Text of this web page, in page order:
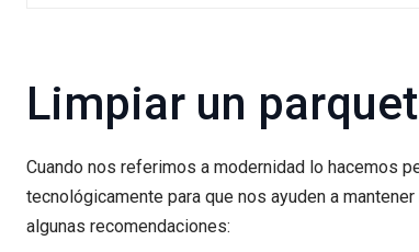
Limpiar un
Cuando nos referimos a modernidad lo hacemos
tecnológicamente para que nos ayuden a
algunas recomendaciones: